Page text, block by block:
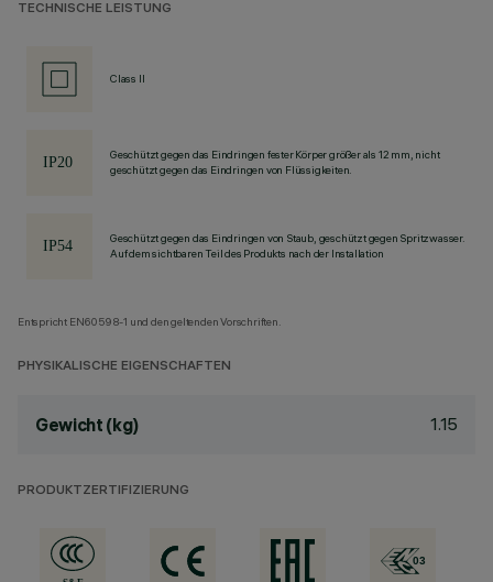
TECHNISCHE LEISTUNG
Class II
Geschützt gegen das Eindringen fester Körper größer als 12 mm, nicht
geschützt gegen das Eindringen von Flüssigkeiten.
Geschützt gegen das Eindringen von Staub, geschützt gegen Spritzwasser.
Auf dem sichtbaren Teil des Produkts nach der Installation
Entspricht EN60598-1 und den geltenden Vorschriften.
PHYSIKALISCHE EIGENSCHAFTEN
Gewicht (kg) 1.15
PRODUKTZERTIFIZIERUNG